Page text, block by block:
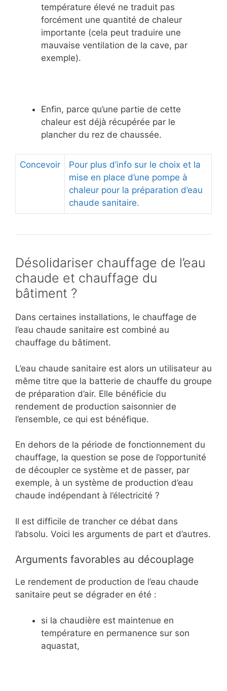
température élevé ne traduit pas
forcément une quantité de chaleur
importante (cela peut traduire une
mauvaise ventilation de la cave, par
exemple).
Enfin, parce qu’une partie de cette
chaleur est déjà récupérée par le
plancher du rez de chaussée.
Concevoir
Pour plus d’info sur le choix et la
mise en place d’une pompe à
chaleur pour la préparation d’eau
chaude sanitaire.
Désolidariser chauffage de l’eau
chaude et chauffage du
bâtiment ?
Dans certaines installations, le chauffage de
l’eau chaude sanitaire est combiné au
chauffage du bâtiment.
L’eau chaude sanitaire est alors un utilisateur au
même titre que la batterie de chauffe du groupe
de préparation d’air. Elle bénéficie du
rendement de production saisonnier de
l’ensemble, ce qui est bénéfique.
En dehors de la période de fonctionnement du
chauffage, la question se pose de l’opportunité
de découpler ce système et de passer, par
exemple, à un système de production d’eau
chaude indépendant à l’électricité ?
Il est difficile de trancher ce débat dans
l’absolu. Voici les arguments de part et d’autres.
Arguments favorables au découplage
Le rendement de production de l’eau chaude
sanitaire peut se dégrader en été :
si la chaudière est maintenue en
température en permanence sur son
aquastat,